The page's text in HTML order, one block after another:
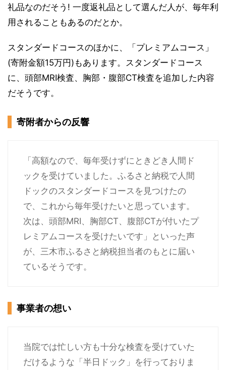
礼品なのだそう! 一度返礼品として選んだ人が、毎年利
用されることもあるのだとか。
スタンダードコースのほかに、「プレミアムコース」
(寄附金額15万円)もあります。スタンダードコース
に、頭部MRI検査、胸部・腹部CT検査を追加した内容
だそうです。
寄附者からの反響
「高額なので、毎年受けずにときどき人間ド
ックを受けていました。ふるさと納税で人間
ドックのスタンダードコースを見つけたの
で、これから毎年受けたいと思っています。
次は、頭部MRI、胸部CT、腹部CTが付いたプ
レミアムコースを受けたいです」といった声
が、三木市ふるさと納税担当者のもとに届い
ているそうです。
事業者の想い
当院では忙しい方も十分な検査を受けていた
だけるような「半日ドック」を行っておりま